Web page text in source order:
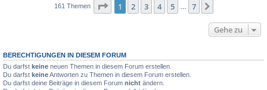
161 Themen Seite 1von
1 2 3 4 5 7
Gehe zu
BERECHTIGUNGEN IN DIESEM FORUM
Du darfst keine neuen Themen in diesem Forum erstellen.
Du darfst keineAntworten zu Themen in diesem Forum erstellen.
Du darfst deine Beiträge in diesem Forum nicht ändern.